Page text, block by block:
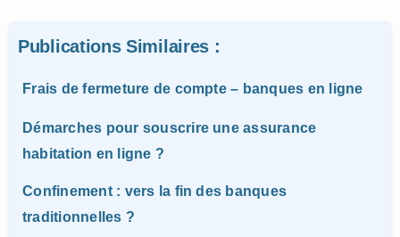
Publications Similaires :
Frais de fermeture de compte – banques en ligne
Démarches pour souscrire une assurance
habitation en ligne ?
Confinement : vers la fin des banques
traditionnelles ?